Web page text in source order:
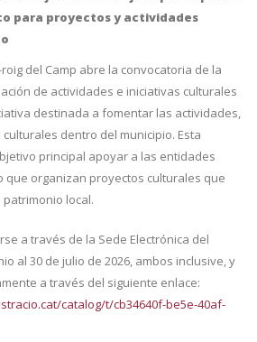
para proyectos y actividades
del Camp abre la convocatoria de la
de actividades e iniciativas culturales
destinada a fomentar las actividades,
dentro del municipio. Esta
principal apoyar a las entidades
que organizan proyectos culturales que
local.
a través de la Sede Electrónica del
al 30 de julio de 2026, ambos inclusive, y
a través del siguiente enlace:
catalog/t/cb34640f-be5e-40af-